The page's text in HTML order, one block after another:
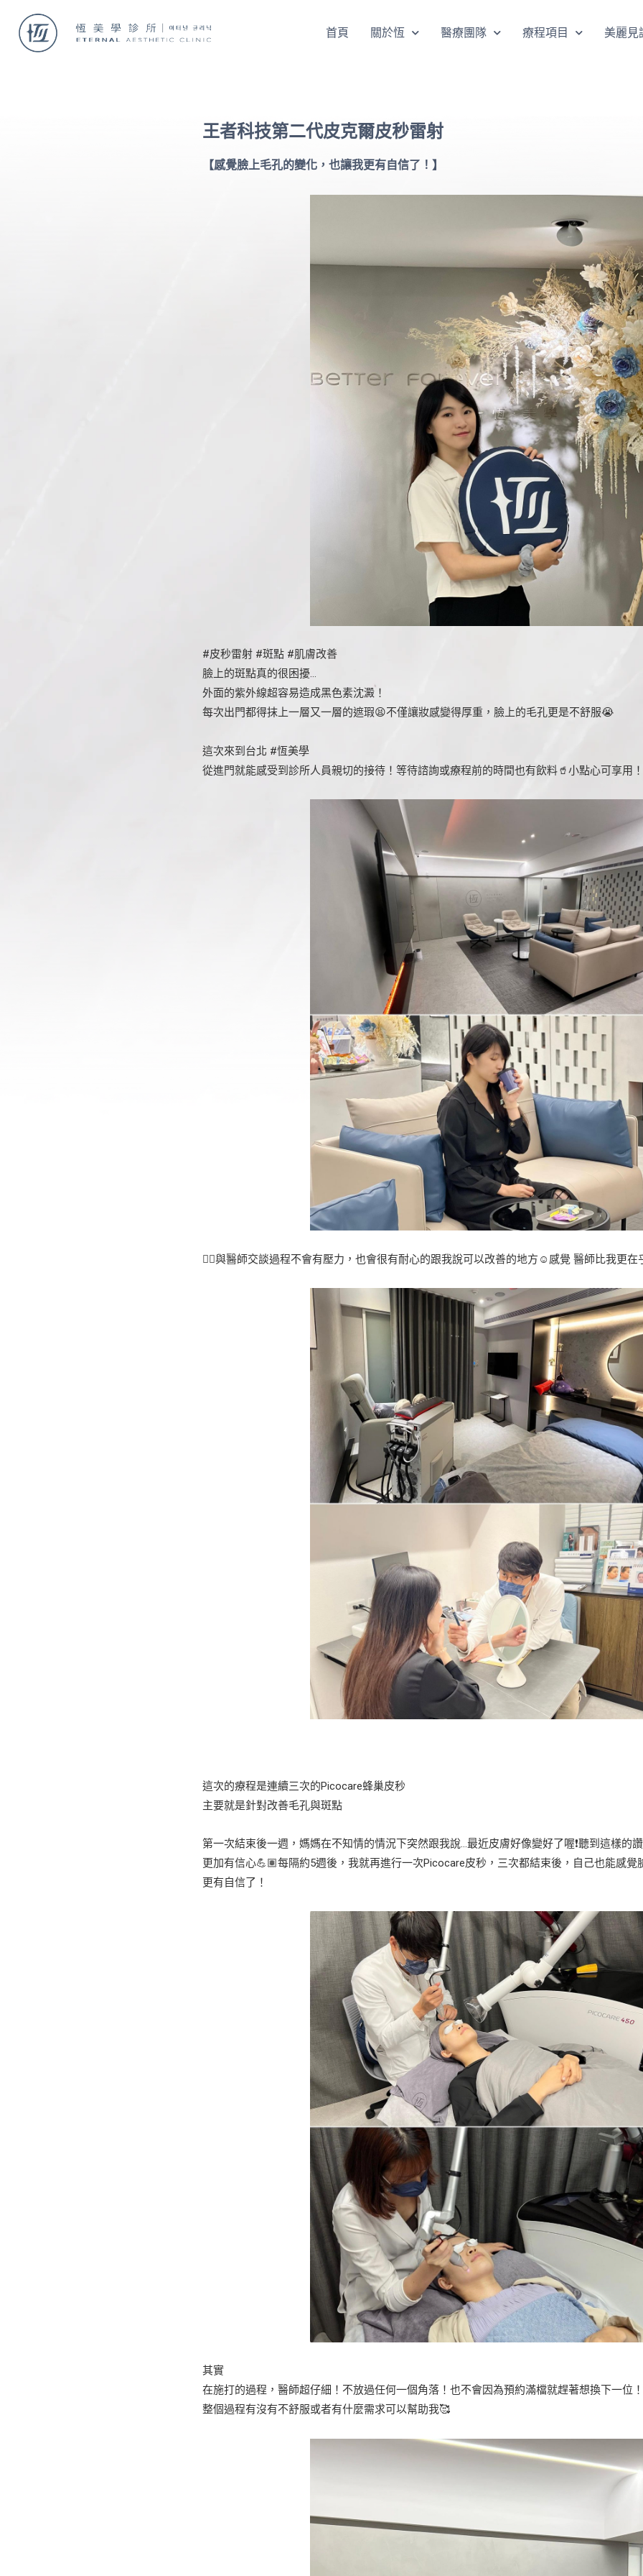
首頁 關於恆 醫療團隊 療程項目 美麗見
王者科技第二代皮克爾皮秒雷射
【感覺臉上毛孔的變化，也讓我更有自信了！】
#皮秒雷射 #斑點 #肌膚改善
臉上的斑點真的很困擾…
外面的紫外線超容易造成黑色素沈澱！
每次出門都得抹上一層又一層的遮瑕😫不僅讓妝感變得厚重，臉上的毛孔更是不舒服😭
這次來到台北 #恆美學
從進門就能感受到診所人員親切的接待！等待諮詢或療程前的時間也有飲料🥤小點心可享用！
👨‍⚕️與醫師交談過程不會有壓力，也會很有耐心的跟我說可以改善的地方☺️感覺 醫師比我更在
這次的療程是連續三次的Picocare蜂巢皮秒
主要就是針對改善毛孔與斑點
第一次結束後一週，媽媽在不知情的情況下突然跟我說…最近皮膚好像變好了喔❗️聽到這樣的
更加有信心💪🏽每隔約5週後，我就再進行一次Picocare皮秒，三次都結束後，自己也能感覺
更有自信了！
其實
在施打的過程，醫師超仔細！不放過任何一個角落！也不會因為預約滿檔就趕著想換下一位
整個過程有沒有不舒服或者有什麼需求可以幫助我🥰